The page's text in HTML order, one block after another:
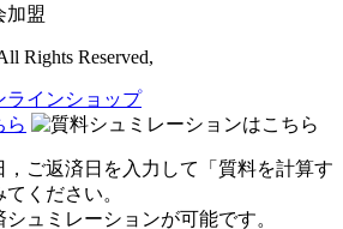
加盟
Rights Reserved,
ご返済日を入力して「質料を計算す
ください。
ュミレーションが可能です。